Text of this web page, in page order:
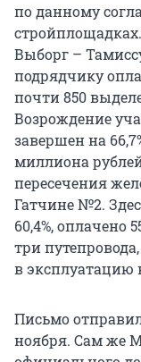
по данному
Выборг –
подрядчику
почти 850
Возрождение
завершен на
миллиона
пересечения
Гатчине №2.
60,4%, оплачено
три
в эксплуатацию
Письмо
ноября. Сам же